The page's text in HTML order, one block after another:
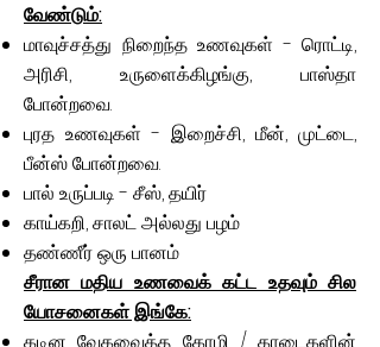
வேண்டும்:
மாவுச்சத்து நிறைந்த உணவுகள் - ரொட்டி,
அரிசி, உருளைக்கிழங்கு, பாஸ்தா
போன்றவை.
புரத உணவுகள் - இறைச்சி, மீன், முட்டை,
பீன்ஸ் போன்றவை.
பால் உருப்படி - சீஸ், தயிர்
காய்கறி, சாலட் அல்லது பழம்
தண்ணீர் ஒரு பானம்
சீரான மதிய உணவைக் கட்ட உதவும் சில
யோசனைகள் இங்கே: